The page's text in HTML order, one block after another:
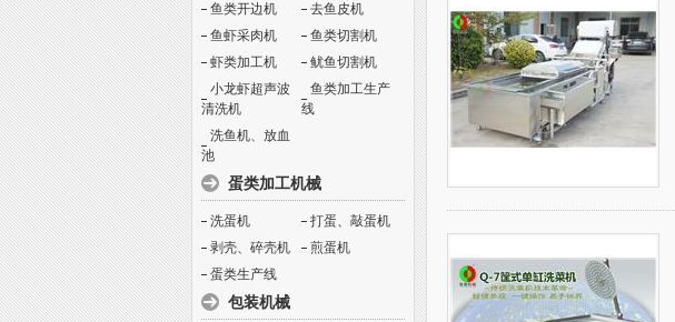
鱼类开边机
去鱼皮机
鱼虾采肉机
鱼类切割机
虾类加工机
鱿鱼切割机
小龙虾超声波
清洗机
鱼类加工生产
线
洗鱼机、放血
池
蛋类加工机械
洗蛋机
打蛋、敲蛋机
剥壳、碎壳机
煎蛋机
蛋类生产线
包装机械